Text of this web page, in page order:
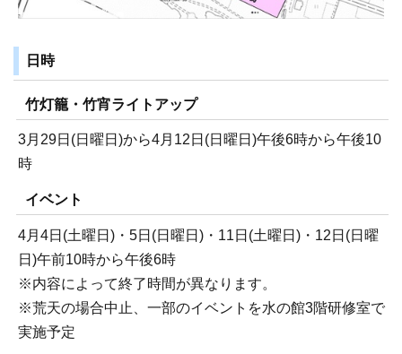
日時
竹灯籠・竹宵ライトアップ
3月29日(日曜日)から4月12日(日曜日)午後6時から午後10
時
イベント
4月4日(土曜日)・5日(日曜日)・11日(土曜日)・12日(日曜
日)午前10時から午後6時
※内容によって終了時間が異なります。
※荒天の場合中止、一部のイベントを水の館3階研修室で
実施予定